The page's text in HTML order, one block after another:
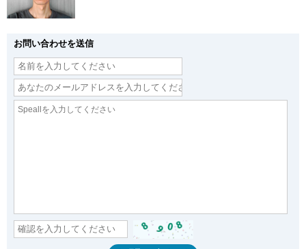
お問い合わせを送信